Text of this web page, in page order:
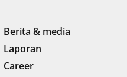
Berita & media
Laporan
Career